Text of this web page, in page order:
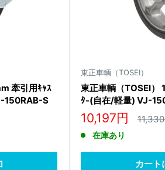
牽引用ｷｬｽ
150RAB-S
東正車輌（TOSEI）
東正車輌（TOSEI）
ﾀ-(自在/軽量) VJ-
販
売
価
格
10,197円 通
在庫あり
カート